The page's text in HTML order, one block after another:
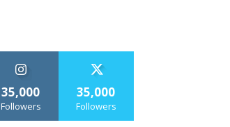
35,000
Followers
35,000
Followers